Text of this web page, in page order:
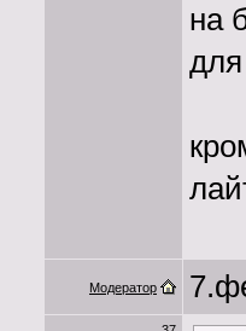
на
Модератор